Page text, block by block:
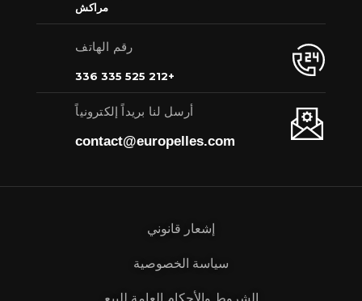
مراكش
رقم الهاتف
+212 525 335 336
أرسل لنا بريداً إلكترونياً
contact@europelles.com
إشعار قانوني
سياسة الخصوصية